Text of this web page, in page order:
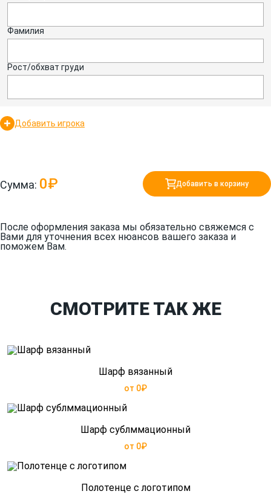
Фамилия
Рост/обхват груди
Добавить игрока
После оформления заказа мы обязательно свяжемся с
Вами для уточнения всех нюансов вашего заказа и
поможем Вам.
Сумма: 0₽ Добавить в корзину
СМОТРИТЕ ТАК ЖЕ
Шарф вязанный
от 0₽
Шарф сублммационный
от 0₽
Полотенце с логотипом